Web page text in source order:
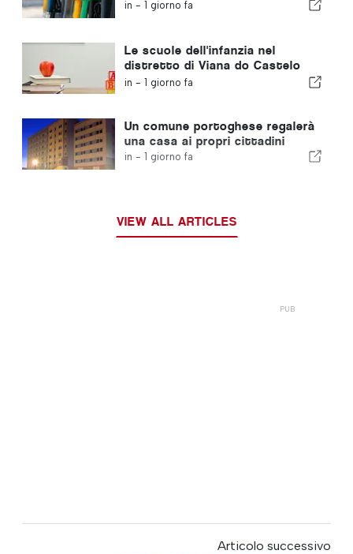
in - 1 giorno fa
Le scuole dell'infanzia nel
distretto di Viana do Castelo
non chiuderanno
in - 1 giorno fa
Un comune portoghese regalerà
una casa ai propri cittadini
in - 1 giorno fa
VIEW ALL ARTICLES
Articolo successivo